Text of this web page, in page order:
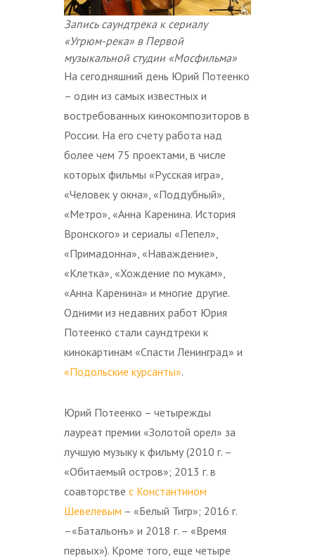
Запись саундтрека к сериалу
«Угрюм-река» в Первой
музыкальной студии «Мосфильма»
На сегодняшний день Юрий Потеенко
– один из самых известных и
востребованных кинокомпозиторов в
России. На его счету работа над
более чем 75 проектами, в числе
которых фильмы «Русская игра»,
«Человек у окна», «Поддубный»,
«Метро», «Анна Каренина. История
Вронского» и сериалы «Пепел»,
«Примадонна», «Наваждение»,
«Клетка», «Хождение по мукам»,
«Анна Каренина» и многие другие.
Одними из недавних работ Юрия
Потеенко стали саундтреки к
кинокартинам «Спасти Ленинград» и
«Подольские курсанты».
Юрий Потеенко – четырежды
лауреат премии «Золотой орел» за
лучшую музыку к фильму (2010 г. –
«Обитаемый остров»; 2013 г. в
соавторстве с Константином
Шевелевым – «Белый Тигр»; 2016 г.
–«Батальонъ» и 2018 г. – «Время
первых»). Кроме того, еще четыре